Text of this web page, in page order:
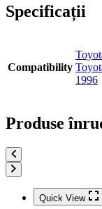
Specificații
Compatibility
1996
Produse
Quick View